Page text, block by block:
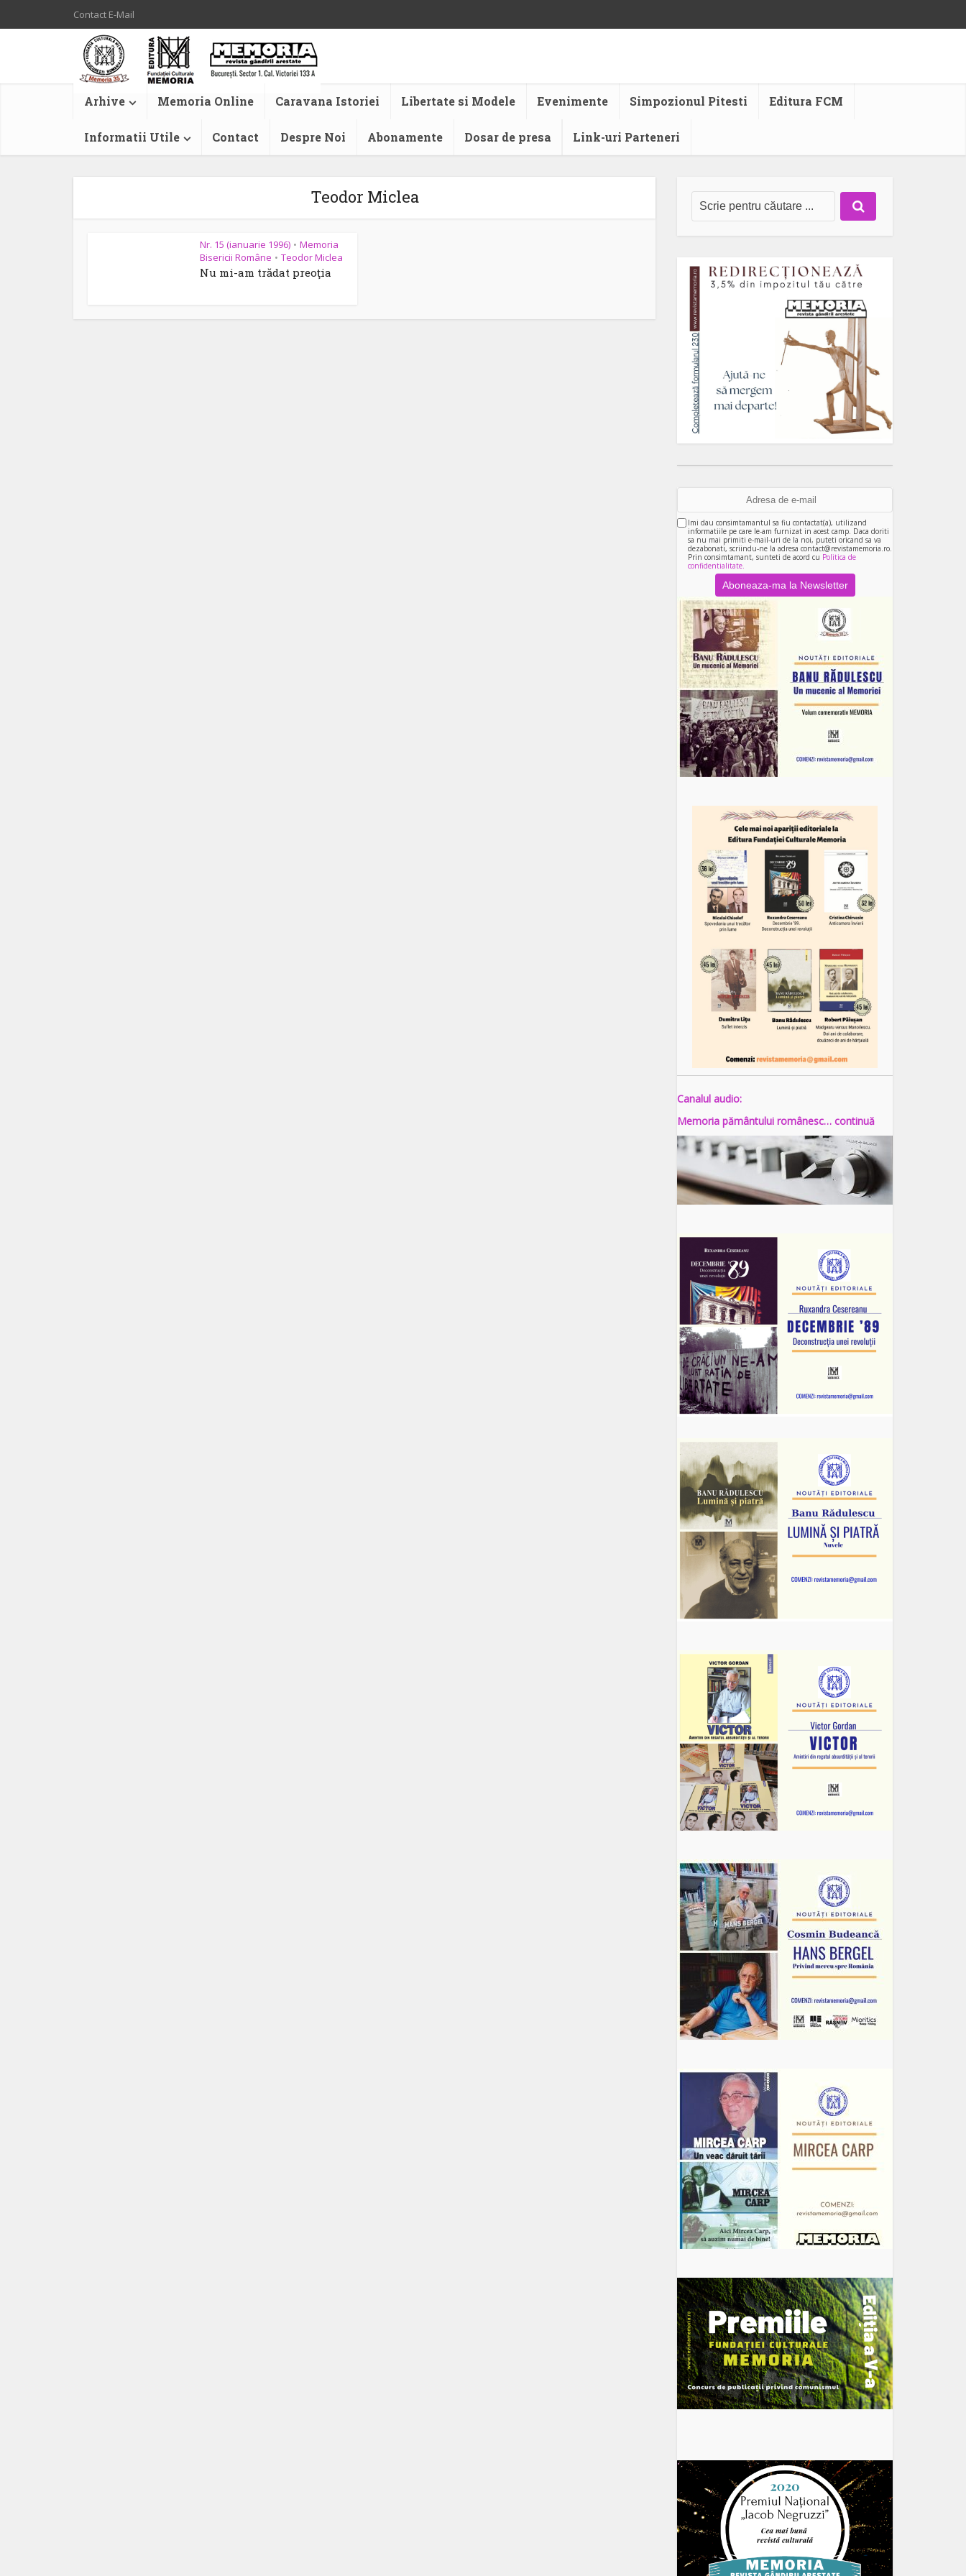
Contact E-Mail
Arhive Memoria Online Caravana Istoriei Libertate si Modele Evenimente Simpozionul Pitesti Editura FCM
Informatii Utile Contact Despre Noi Abonamente Dosar de presa Link-uri Parteneri
Teodor Miclea
Nr. 15 (ianuarie 1996) • Memoria
Bisericii Române • Teodor Miclea
Nu mi-am trădat preoţia
Imi dau consimtamantul sa fiu contactat(a), utilizand
informatiile pe care le-am furnizat in acest camp. Daca doriti
sa nu mai primiti e-mail-uri de la noi, puteti oricand sa va
dezabonati, scriindu-ne la adresa contact@revistamemoria.ro.
Prin consimtamant, sunteti de acord cu Politica de
confidentialitate.
Canalul audio:
Memoria pământului românesc… continuă